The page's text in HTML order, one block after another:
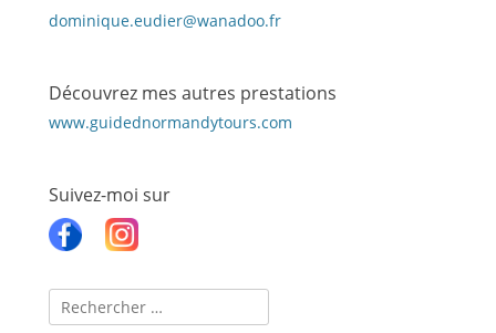
dominique.eudier@wanadoo.fr
Découvrez mes autres prestations
www.guidednormandytours.com
Suivez-moi sur
Recherche
pour :